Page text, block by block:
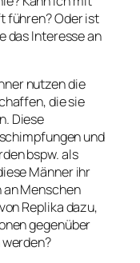
führen? Oder ist
das Interesse an
nutzen die
die sie
Diese
und
bspw. als
Männer ihr
Menschen
Replikadazu,
gegenüber